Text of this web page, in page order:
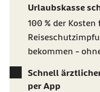
Urlaubskasse
100 % der
bekommen -
Schnell
per App